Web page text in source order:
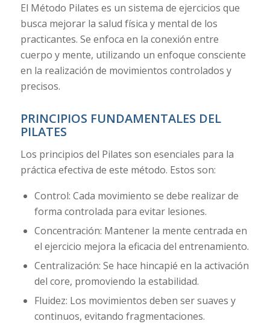
El Método Pilates es un sistema de ejercicios que
busca mejorar la salud física y mental de los
practicantes. Se enfoca en la conexión entre
cuerpo y mente, utilizando un enfoque consciente
en la realización de movimientos controlados y
precisos.
PRINCIPIOS FUNDAMENTALES DEL
PILATES
Los principios del Pilates son esenciales para la
práctica efectiva de este método. Estos son:
Control: Cada movimiento se debe realizar de
forma controlada para evitar lesiones.
Concentración: Mantener la mente centrada en
el ejercicio mejora la eficacia del entrenamiento.
Centralización: Se hace hincapié en la activación
del core, promoviendo la estabilidad.
Fluidez: Los movimientos deben ser suaves y
continuos, evitando fragmentaciones.